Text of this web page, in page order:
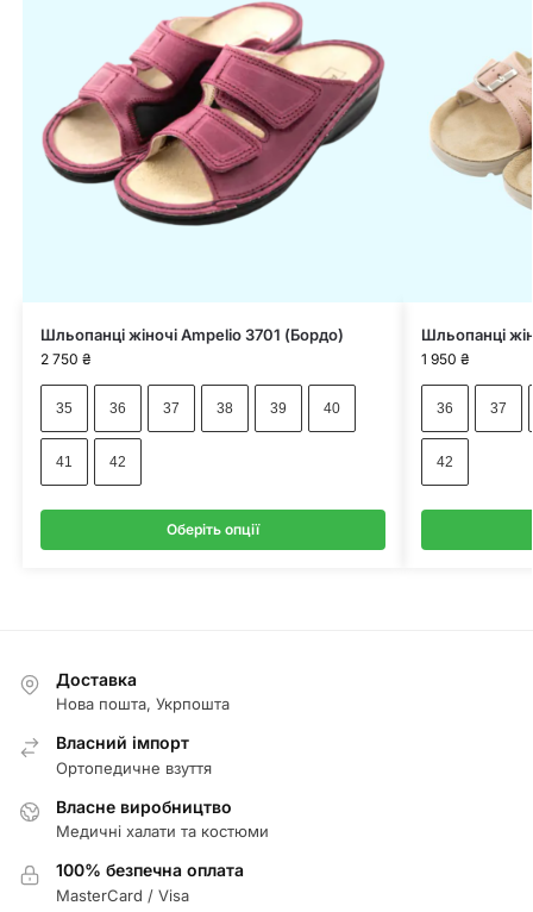
Шльопанці жіночі Ampelio 3701 (Бордо)
2 750 ₴
35 36 37 38 39 40
41 42
Оберіть опції
Шльопанці
1 950 ₴
36 37
42
Доставка
Нова пошта, Укрпошта
Власний імпорт
Ортопедичне взуття
Власне виробництво
Медичні халати та костюми
100% безпечна оплата
MasterCard / Visa